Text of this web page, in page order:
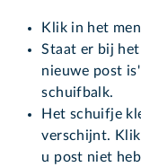
Klik in het
Staat er bij
nieuwe post
schuifbalk.
Het schuifje
verschijnt.
u post niet